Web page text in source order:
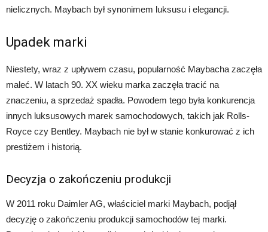
nielicznych. Maybach był synonimem luksusu i elegancji.
Upadek marki
Niestety, wraz z upływem czasu, popularność Maybacha zaczęła
maleć. W latach 90. XX wieku marka zaczęła tracić na
znaczeniu, a sprzedaż spadła. Powodem tego była konkurencja
innych luksusowych marek samochodowych, takich jak Rolls-
Royce czy Bentley. Maybach nie był w stanie konkurować z ich
prestiżem i historią.
Decyzja o zakończeniu produkcji
W 2011 roku Daimler AG, właściciel marki Maybach, podjął
decyzję o zakończeniu produkcji samochodów tej marki.